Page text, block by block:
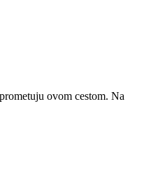
ovom cestom. Na